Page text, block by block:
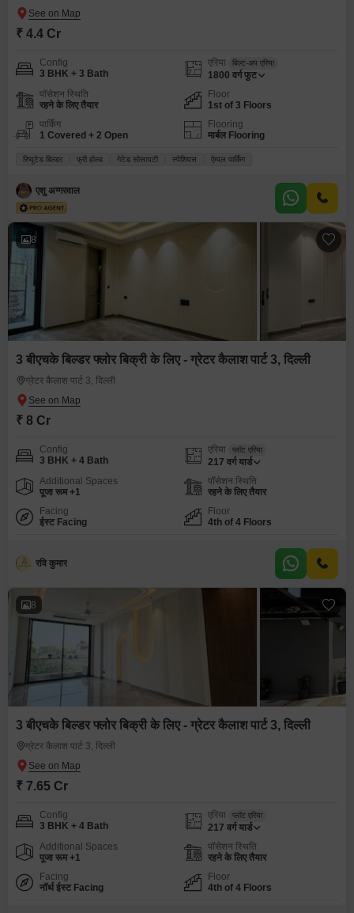
₹ 4.4 Cr
Config
3 BHK + 3 Bath
एरिया बिल्ट-अप एरिया
1800 वर्ग फुट
पॉसेशन स्थिति
रहने के लिए तैयार
Floor
1st of 3 Floors
पार्किंग
1 Covered + 2 Open
Flooring
मार्बल Flooring
रिप्यूटेड बिल्डर फ्री होल्ड गेटेड सोसायटी स्पेशियस ऐम्पल पार्किंग
एशु अग्गरवाल
8
3 बीएचके बिल्डर फ्लोर बिक्री के लिए - ग्रेटर कैलाश पार्ट 3, दिल्ली
ग्रेटर कैलाश पार्ट 3, दिल्ली
₹ 8 Cr
Config
3 BHK + 4 Bath
एरिया प्लॉट एरिया
217 वर्ग यार्ड
Additional Spaces
पूजा रूम +1
पॉसेशन स्थिति
रहने के लिए तैयार
Facing
ईस्ट Facing
Floor
4th of 4 Floors
रवि कुमार
8
3 बीएचके बिल्डर फ्लोर बिक्री के लिए - ग्रेटर कैलाश पार्ट 3, दिल्ली
ग्रेटर कैलाश पार्ट 3, दिल्ली
₹ 7.65 Cr
Config
3 BHK + 4 Bath
एरिया प्लॉट एरिया
217 वर्ग यार्ड
Additional Spaces
पूजा रूम +1
पॉसेशन स्थिति
रहने के लिए तैयार
Facing
नॉर्थ ईस्ट Facing
Floor
4th of 4 Floors